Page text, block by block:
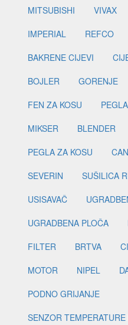
MITSUBISHI
VIVAX
IMPERIAL
REFCO
BAKRENE CIJEVI
BOJLER
GORENJE
FEN ZA KOSU
PEGLA
MIKSER
BLENDER
PEGLA ZA KOSU
SEVERIN
SUŠILICA
USISAVAČ
UGRADBENA PLOČA
FILTER
BRTVA
MOTOR
NIPEL
PODNO GRIJANJE
SENZOR TEMPERATURE